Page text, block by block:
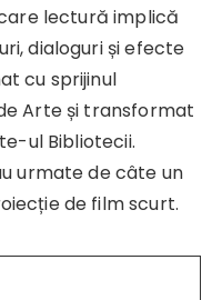
lectură implică
dialoguri și efecte
cu sprijinul
Arte și transformat
ul Bibliotecii.
urmate de câte un
de film scurt.